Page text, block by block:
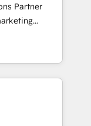
and
the best
you are
a poor
Partner
B2B SEO,
GEO (AI
Hub and
and
Cape